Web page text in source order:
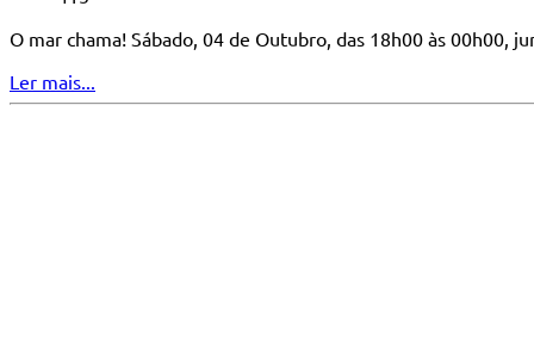
O mar chama! Sábado, 04 de Outubro, das 18h00 às 00h00,
Ler mais...